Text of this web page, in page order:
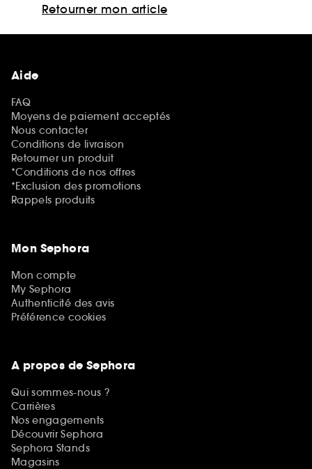
Retourner mon article
Aide
FAQ
Moyens de paiement acceptés
Nous contacter
Conditions de livraison
Retourner un produit
*Conditions de nos offres
*Exclusion des promotions
Rappels produits
Mon Sephora
Mon compte
My Sephora
Authenticité des avis
Préférence cookies
A propos de Sephora
Qui sommes-nous ?
Carrières
Nos engagements
Découvrir Sephora
Sephora Stands
Magasins